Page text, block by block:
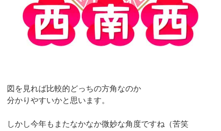
図を見れば比較的どっちの方角なのか
分かりやすいかと思います。
しかし今年もまたなかなか微妙な角度ですね（苦笑